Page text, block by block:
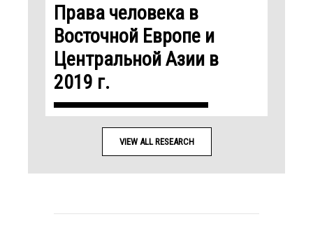
Права человека в
Восточной Европе и
Центральной Азии в
2019 г.
VIEW ALL RESEARCH